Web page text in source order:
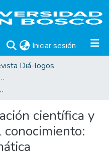
Iniciar sesión (current)
Diá-logos
2024
una revisión sistemática
científica y
conocimiento: